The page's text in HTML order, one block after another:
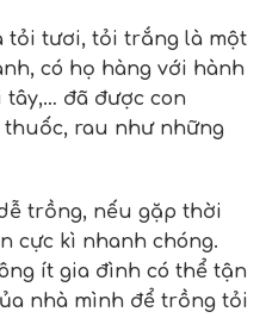
tỏi tươi, tỏi trắng là một
có họ hàng với hành
tây,… đã được con
rau như những
trồng, nếu gặp thời
cực kì nhanh chóng.
ít gia đình có thể tận
nhà mình để trồng tỏi